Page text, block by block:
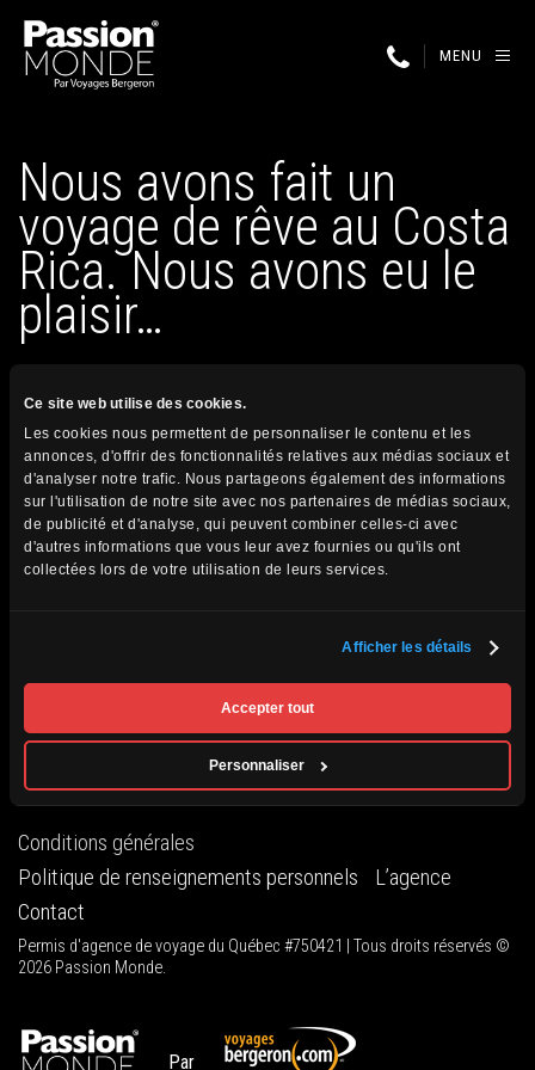
Ce site web utilise des cookies.
Les cookies nous permettent de personnaliser le contenu et les
annonces, d'offrir des fonctionnalités relatives aux médias sociaux et
d'analyser notre trafic. Nous partageons également des informations
sur l'utilisation de notre site avec nos partenaires de médias sociaux,
de publicité et d'analyse, qui peuvent combiner celles-ci avec
d'autres informations que vous leur avez fournies ou qu'ils ont
collectées lors de votre utilisation de leurs services.
Afficher les détails
Accepter tout
Personnaliser
MENU
Nous avons fait un
voyage de rêve au Costa
Rica. Nous avons eu le
plaisir…
31 janvier 2023
Publié par
Nous avons fait un voyage de rêve au Costa Rica. Nous
avons eu le plaisir de découvrir les beautés du pays avec
un groupe formidable. Quel voyage! Nous revenons la tête
Jacques
Conditions générales
Politique de renseignements personnels
L’agence
Contact
Permis d'agence de voyage du Québec #750421 | Tous droits réservés ©
2026 Passion Monde.
Par